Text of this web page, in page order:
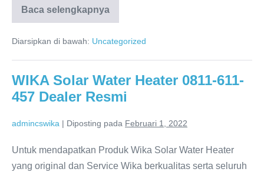
Baca selengkapnya
Produk
Wika
Heater
Resmi
Diarsipkan di bawah: Uncategorized
WIKA Solar Water Heater 0811-611-
457 Dealer Resmi
admincswika | Diposting pada Februari 1, 2022
Untuk mendapatkan Produk Wika Solar Water Heater
yang original dan Service Wika berkualitas serta seluruh